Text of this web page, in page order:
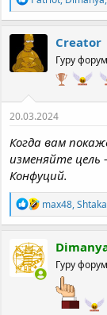
е
а
к
ц
и
и
Creator
Гуру
20.03.2024
Когда вам
изменяйте цель
Конфуций.
Р
е
а
ц
и
и
max48,
Гуру